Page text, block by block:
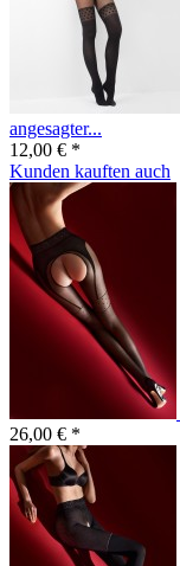
angesagter...
12,00 € *
Kunden kauften auch
26,00 € *